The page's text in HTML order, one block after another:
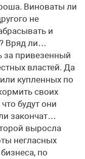
Виноваты ли
не
и
Вряд ли…
за привезенный
властей. Да
купленных по
своих
будут они
закончат…
выросла
негласных
по